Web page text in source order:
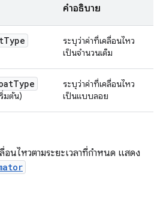
คำอธิบาย
Type
ระบุว่าค่าที่เคลื่อนไหว
เป็นจำนวนเต็ม
Type
มต้น)
ระบุว่าค่าที่เคลื่อนไหว
เป็นแบบลอย
อนไหวตามระยะเวลาที่กำหนด แสดง